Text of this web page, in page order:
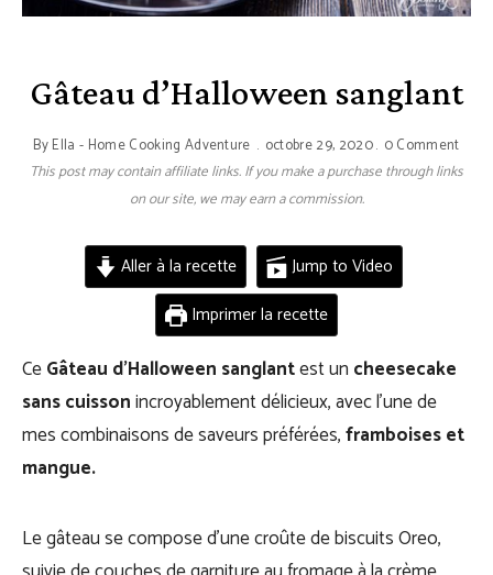
Gâteau d’Halloween sanglant
ByElla - Home Cooking Adventure octobre 29, 2020 0 Comment
This post may contain affiliate links. If you make a purchase through links
on our site, we may earn a commission.
Aller à la recette
Jump to Video
Imprimer la recette
CeGâteau d’Halloween sanglantest un cheesecake
sans cuissonincroyablement délicieux, avec l’une de
mes combinaisons de saveurs préférées,framboises et
mangue.
Le gâteau se compose d’une croûte de biscuits Oreo,